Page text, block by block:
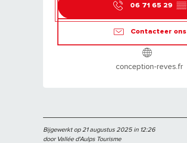
06 71 65 29 ▒▒
Contacteer ons
conception-reves.fr
Bijgewerkt op 21 augustus 2025 in 12:26
door Vallée d'Aulps Tourisme